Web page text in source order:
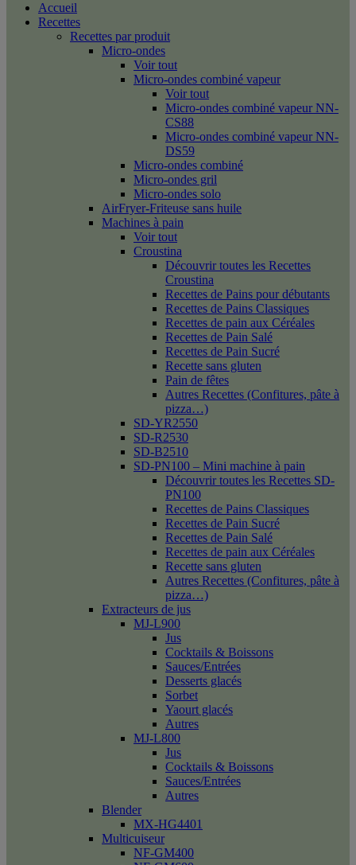
Accueil
Recettes
Recettes par produit
Micro-ondes
Voir tout
Micro-ondes combiné vapeur
Voir tout
Micro-ondes combiné vapeur NN-
CS88
Micro-ondes combiné vapeur NN-
DS59
Micro-ondes combiné
Micro-ondes gril
Micro-ondes solo
AirFryer-Friteuse sans huile
Machines à pain
Voir tout
Croustina
Découvrir toutes les Recettes
Croustina
Recettes de Pains pour débutants
Recettes de Pains Classiques
Recettes de pain aux Céréales
Recettes de Pain Salé
Recettes de Pain Sucré
Recette sans gluten
Pain de fêtes
Autres Recettes (Confitures, pâte à
pizza…)
SD-YR2550
SD-R2530
SD-B2510
SD-PN100 – Mini machine à pain
Découvrir toutes les Recettes SD-
PN100
Recettes de Pains Classiques
Recettes de Pain Sucré
Recettes de Pain Salé
Recettes de pain aux Céréales
Recette sans gluten
Autres Recettes (Confitures, pâte à
pizza…)
Extracteurs de jus
MJ-L900
Jus
Cocktails & Boissons
Sauces/Entrées
Desserts glacés
Sorbet
Yaourt glacés
Autres
MJ-L800
Jus
Cocktails & Boissons
Sauces/Entrées
Autres
Blender
MX-HG4401
Multicuiseur
NF-GM400